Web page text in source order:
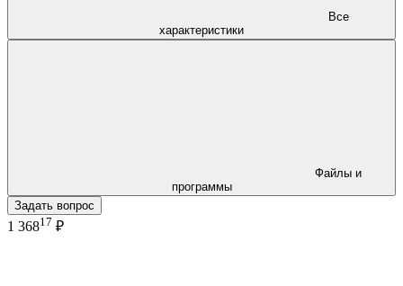
характеристики
программы
Задать вопрос
1 36817 ₽